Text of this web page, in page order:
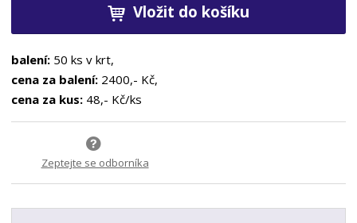
Vložit do košíku
balení: 50 ks v krt,
cena za balení: 2400,- Kč,
cena za kus: 48,- Kč/ks
Zeptejte se odborníka